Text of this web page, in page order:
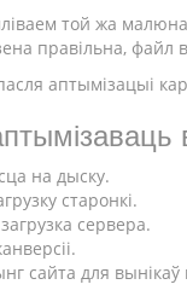
той жа
правільна,
аптымізацыі
на дыску.
старонкі.
сервера.
сайта для вынікаў